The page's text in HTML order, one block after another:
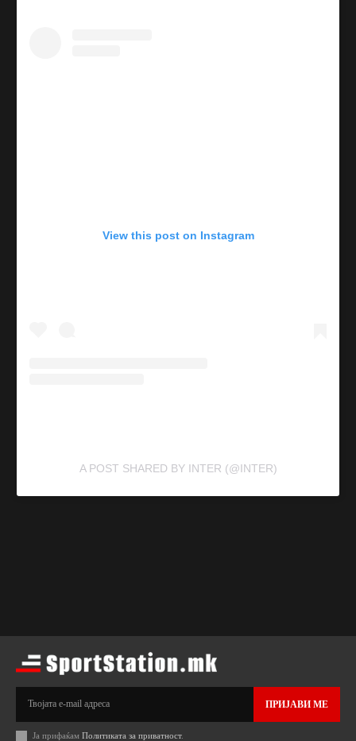
View this post on Instagram
A POST SHARED BY INTER (@INTER)
ПРИЈАВИ МЕ
Ја прифаќам Политиката за приватност.